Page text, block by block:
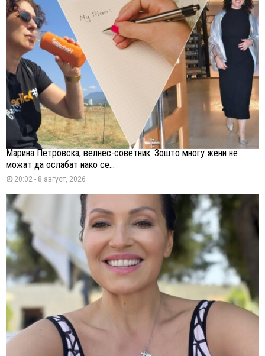
Марина Петровска, велнес-советник: Зошто многу жени не
можат да ослабат иако се...
20:02 - 8 август, 2026